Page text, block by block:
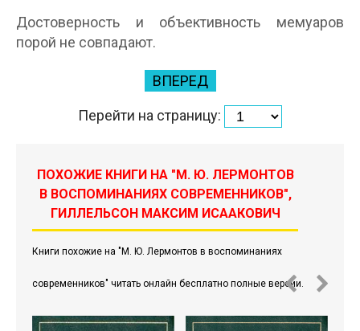
Достоверность и объективность мемуаров
порой не совпадают.
ВПЕРЕД
Перейти на страницу:
ПОХОЖИЕ КНИГИ НА "М. Ю. ЛЕРМОНТОВ
В ВОСПОМИНАНИЯХ СОВРЕМЕННИКОВ",
ГИЛЛЕЛЬСОН МАКСИМ ИСААКОВИЧ
Книги похожие на "М. Ю. Лермонтов в воспоминаниях
современников" читать онлайн бесплатно полные версии.